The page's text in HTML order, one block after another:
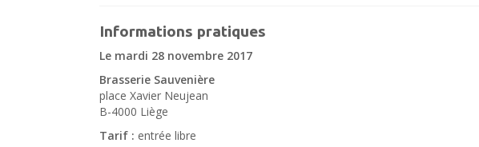
Informations pratiques
Le mardi 28 novembre 2017
Brasserie Sauvenière
place Xavier Neujean
B-4000 Liège
Tarif : entrée libre